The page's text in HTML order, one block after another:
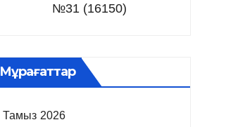
№31 (16150)
Мұрағаттар
Тамыз 2026